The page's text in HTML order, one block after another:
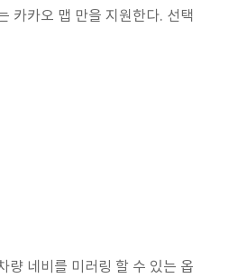
카카오 맵 만을 지원한다. 선택
량 네비를 미러링 할 수 있는 옵